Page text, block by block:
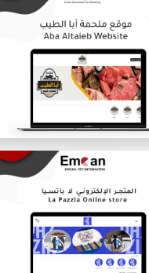
موقع شركه درع الباب
موقع ملحمه ابا طيب